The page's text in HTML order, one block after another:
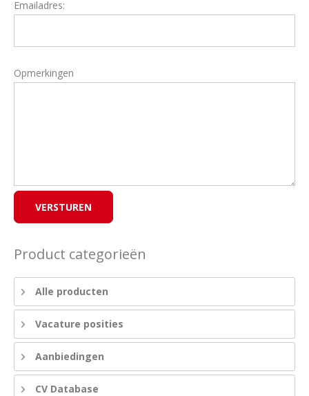
Emailadres:
Opmerkingen
Product categorieën
Alle producten
Vacature posities
Aanbiedingen
CV Database